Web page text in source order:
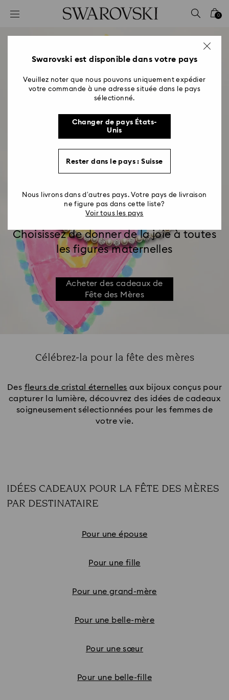
Accesskeys list
2 - Footer
0
Guide cadeaux pour la
Fête des Mères
Choisissez de donner de la joie à toutes
les figures maternelles
Acheter des cadeaux de
Fête des Mères
Célébrez-la pour la fête des mères
Des fleurs de cristal éternelles aux bijoux conçus pour
capturer la lumière, découvrez des idées de cadeaux
soigneusement sélectionnées pour les femmes de
votre vie.
IDÉES CADEAUX POUR LA FÊTE DES MÈRES
PAR DESTINATAIRE
Pour une épouse
Pour une fille
Pour une grand-mère
Pour une belle-mère
Pour une sœur
Pour une belle-fille
Swarovski est disponible dans votre pays
Veuillez noter que nous pouvons uniquement expédier
votre commande à une adresse située dans le pays
sélectionné.
Changer de pays États-
Unis
Rester dans le pays : Suisse
Nous livrons dans d’autres pays. Votre pays de livraison
ne figure pas dans cette liste?
Voir tous les pays